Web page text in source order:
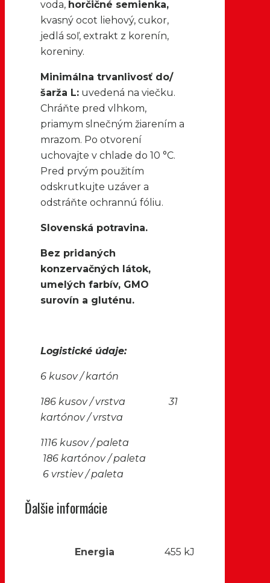
voda, horčičné semienka,
kvasný ocot liehový, cukor,
jedlá soľ, extrakt z korenín,
koreniny.
Minimálna trvanlivosť do/
šarža L: uvedená na viečku.
Chráňte pred vlhkom,
priamym slnečným žiarením a
mrazom. Po otvorení
uchovajte v chlade do 10 °C.
Pred prvým použitím
odskrutkujte uzáver a
odstráňte ochrannú fóliu.
Slovenská potravina.
Bez pridaných
konzervačných látok,
umelých farbív, GMO
surovín a gluténu.
Logistické údaje:
6 kusov / kartón
186 kusov / vrstva 31
kartónov / vrstva
1116 kusov / paleta
186 kartónov / paleta
6 vrstiev / paleta
Ďalšie informácie
Energia 455 kJ